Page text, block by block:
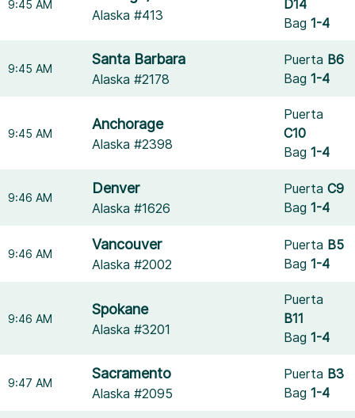
9:45 AM
Alaska #413
D14
Bag1-4
9:45 AM
Santa Barbara
Alaska #2178
Puerta B6
Bag1-4
9:45 AM
Anchorage
Alaska #2398
Puerta
C10
Bag1-4
9:46 AM
Denver
Alaska #1626
PuertaC9
Bag1-4
9:46 AM
Vancouver
Alaska #2002
Puerta B5
Bag1-4
9:46 AM
Spokane
Alaska #3201
Puerta
B11
Bag1-4
9:47 AM
Sacramento
Alaska #2095
Puerta B3
Bag1-4